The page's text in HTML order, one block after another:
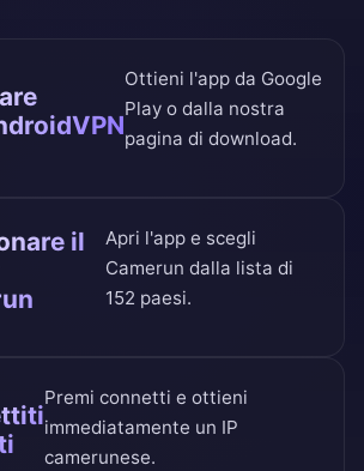
Ottieni l'app da Google
Play o dalla nostra
pagina di download.
il
Apri l'app e scegli
Camerun dalla lista di
152 paesi.
Premi connetti e ottieni
immediatamente un IP
camerunese.